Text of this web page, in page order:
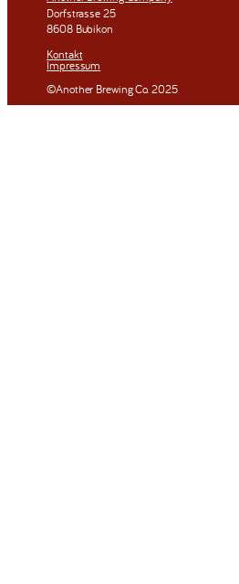
Dorfstrasse 25
8608 Bubikon
Kontakt
Impressum
©Another Brewing Co. 2025